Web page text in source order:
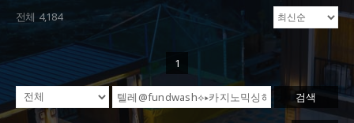
전체 4,184
1
검색